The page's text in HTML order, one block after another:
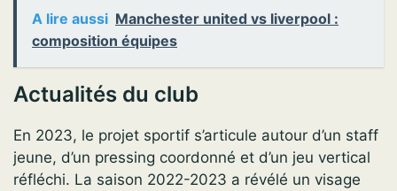
A lire aussi Manchester united vs liverpool :
composition équipes
Actualités du club
En 2023, le projet sportif s’articule autour d’un staff
jeune, d’un pressing coordonné et d’un jeu vertical
réfléchi. La saison 2022-2023 a révélé un visage